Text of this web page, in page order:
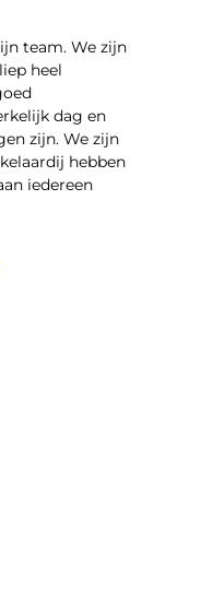
team. We zijn
heel
dag en
zijn. We zijn
hebben
iedereen